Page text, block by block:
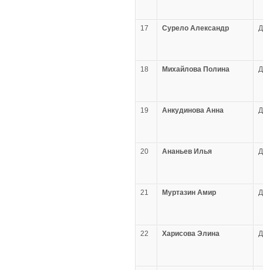
17 Cурело Александр
18 Михайлова Полина
19 Анкудинова Анна
20 Ананьев Илья
21 Муртазин Амир
22 Харисова Элина